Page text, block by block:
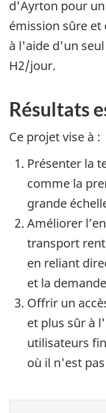
d'Ayrton pour
émission sûre
à l'aide d'un
H2/jour.
Résultats
Ce projet vise à :
Présenter la
comme la
grande
Améliorer
transport
en reliant
et la
Offrir un
et plus sûr à
utilisateurs
où il n'est